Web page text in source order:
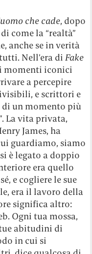
che cade, dopo
come la “realtà”
anche se in verità
Nell’era diFake
momenti iconici
a percepire
e scrittori e
un momento più
La vita privata,
James, ha
guardiamo, siamo
è legato a doppio
era quello
e cogliere le sue
era il lavoro della
significa altro:
Ogni tua mossa,
abitudini di
in cui si